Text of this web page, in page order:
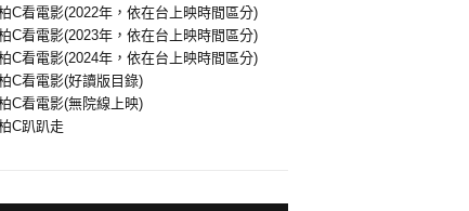
C看電影(2022年，依在台上映時間區分)
C看電影(2023年，依在台上映時間區分)
C看電影(2024年，依在台上映時間區分)
C看電影(好讀版目錄)
C看電影(無院線上映)
C趴趴走